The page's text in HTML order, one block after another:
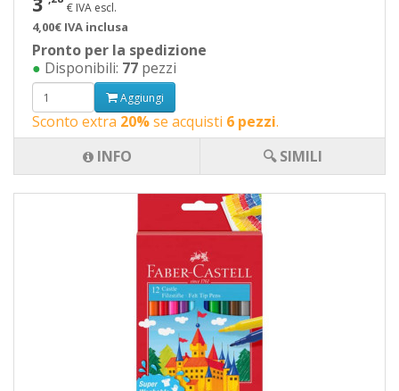
€ IVA escl.
4,00€ IVA inclusa
Pronto per la spedizione
● Disponibili: 77 pezzi
Aggiungi
Sconto extra 20%se acquisti 6 pezzi.
INFO
🔍 SIMILI